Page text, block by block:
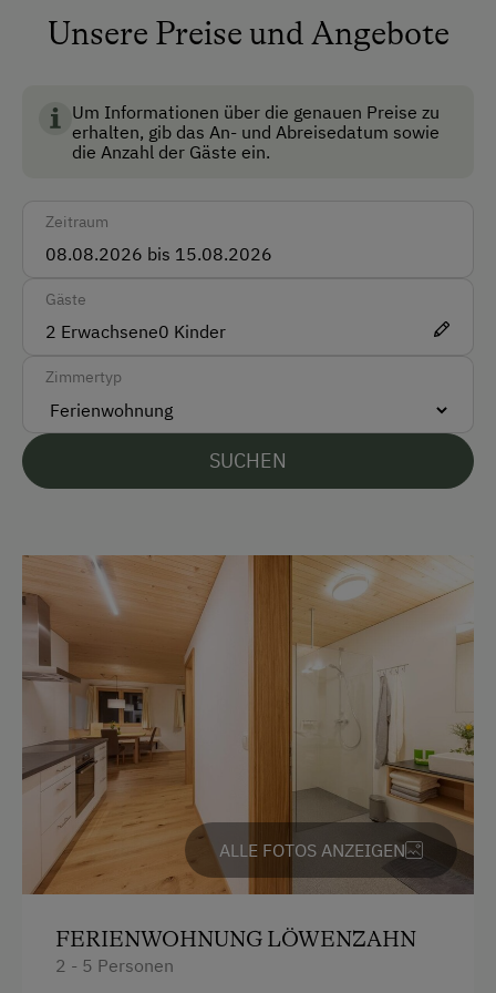
alle Bergbahnen und alle Schwimmbäder des
Bregenzerwaldes zum Nulltarif. Jeder, der die vielen
weiß dieses Angebot bestimmt zu schätzen.
Auto
Taxi
Zug
Akzeptierte Zahlungsmittel
Barzahlung
Englisch
E-Auto Ladestation
Kostenlose Parkplätze
Ab-Hof-Verkauf
Familienanschluss
Garten/Wiese
Hausgarten
Mithilfe am Hof
Spielgefährten
Unsere Preise und Angebote
Um Informationen über die genauen Preise zu
erhalten, gib das An- und Abreisedatum sowie
die Anzahl der Gäste ein.
Zeitraum
Gäste
2 Erwachsene0 Kinder
Zimmertyp
SUCHEN
ALLE FOTOS ANZEIGEN
FERIENWOHNUNG LÖWENZAHN
2 - 5 Personen